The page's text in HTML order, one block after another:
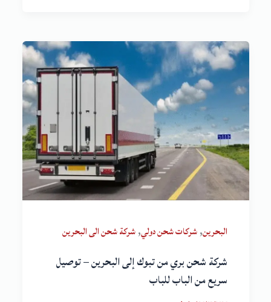
البحرين,شركات شحن دولي,شركة شحن الى البحرين
شركة شحن بري من تبوك إلى البحرين – توصيل
سريع من الباب للباب